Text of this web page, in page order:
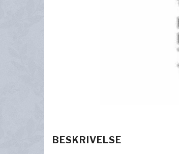
BESKRIVELSE